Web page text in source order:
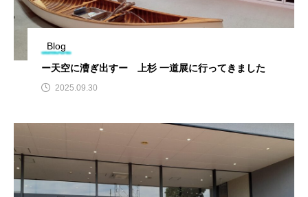
Blog
ー天空に漕ぎ出すー 上杉 一道展に行ってきました
2025.09.30